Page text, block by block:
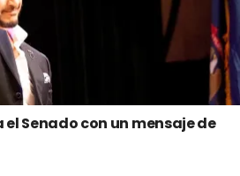
Senado con un mensaje de